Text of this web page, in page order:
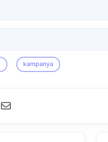
kampanya